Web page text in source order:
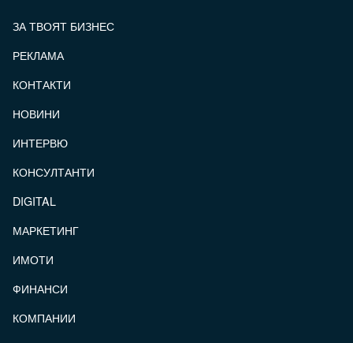
ЗА ТВОЯТ БИЗНЕС
РЕКЛАМА
КОНТАКТИ
НОВИНИ
ИНТЕРВЮ
КОНСУЛТАНТИ
DIGITAL
МАРКЕТИНГ
ИМОТИ
ФИНАНСИ
КОМПАНИИ